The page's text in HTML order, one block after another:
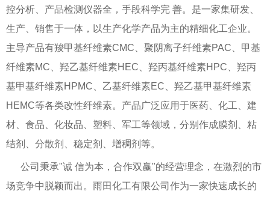
控分析、产品检测仪器全，手段科学完 善。是一家集研发、
生产、销售于一体，以生产化学产品为主的精细化工企业。
主导产品有羧甲基纤维素CMC、聚阴离子纤维素PAC、甲基
纤维素MC、羟乙基纤维素HEC、羟丙基纤维素HPC、羟丙
基甲基纤维素HPMC、乙基纤维素EC、羟乙基甲基纤维素
HEMC等各类改性纤维素。产品广泛应用于医药、化工、建
材、食品、化妆品、塑料、军工等领域，分别作成膜剂、粘
结剂、分散剂、稳定剂、增稠剂等。
公司秉承"诚 信为本，合作双赢"的经营理念，在激烈的市
场竞争中脱颖而出。雨田化工有限公司作为一家快速成长的